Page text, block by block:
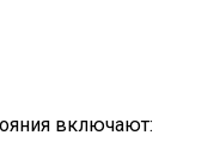
включают: